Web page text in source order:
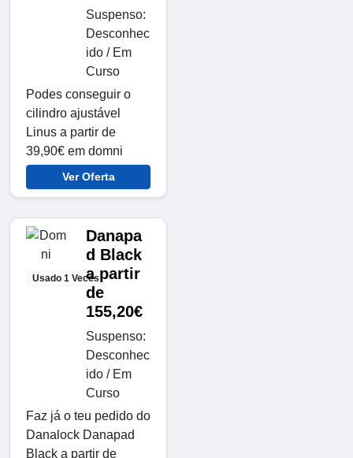
Suspenso:
Desconhec
ido / Em
Curso
Podes conseguir o
cilindro ajustável
Linus a partir de
39,90€ em domni
Ver Oferta
Usado 1 Veces
Danapa
d Black
a partir
de
155,20€
Suspenso:
Desconhec
ido / Em
Curso
Faz já o teu pedido do
Danalock Danapad
Black a partir de